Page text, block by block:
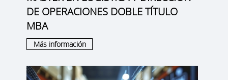
DE OPERACIONES DOBLE TÍTULO
MBA
Más información